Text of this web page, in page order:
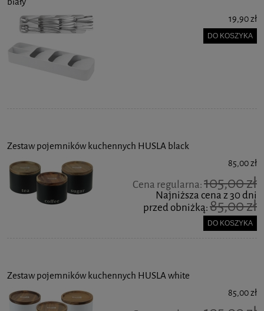
19,90 zł
DO KOSZYKA
Zestaw pojemników kuchennych HUSLA black
85,00 zł
Cena regularna:105,00 zł
Najniższa cena z 30 dni
przed obniżką:85,00 zł
DO KOSZYKA
Zestaw pojemników kuchennych HUSLA white
85,00 zł